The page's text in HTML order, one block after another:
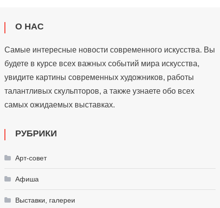
О НАС
Самые интересные новости современного искусства. Вы
будете в курсе всех важных событий мира искусства,
увидите картины современных художников, работы
талантливых скульпторов, а также узнаете обо всех
самых ожидаемых выставках.
РУБРИКИ
Арт-совет
Афиша
Выставки, галереи